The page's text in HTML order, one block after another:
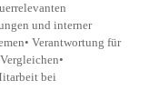
und interner
Verantwortung für
bei